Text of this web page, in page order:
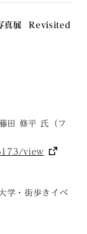
真展 Revisited
田 修平 氏（フ
view
・街歩きイベ